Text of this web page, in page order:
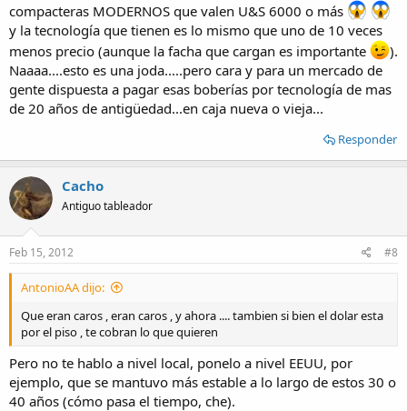
compacteras MODERNOS que valen U&S 6000 o más
y la tecnología que tienen es lo mismo que uno de 10 veces
menos precio (aunque la facha que cargan es importante
).
Naaaa....esto es una joda.....pero cara y para un mercado de
gente dispuesta a pagar esas boberías por tecnología de mas
de 20 años de antigüedad...en caja nueva o vieja...
Responder
Cacho
Antiguo tableador
Feb 15, 2012 #8
AntonioAA dijo:
Que eran caros , eran caros , y ahora .... tambien si bien el dolar esta
por el piso , te cobran lo que quieren
Pero no te hablo a nivel local, ponelo a nivel EEUU, por
ejemplo, que se mantuvo más estable a lo largo de estos 30 o
40 años (cómo pasa el tiempo, che).